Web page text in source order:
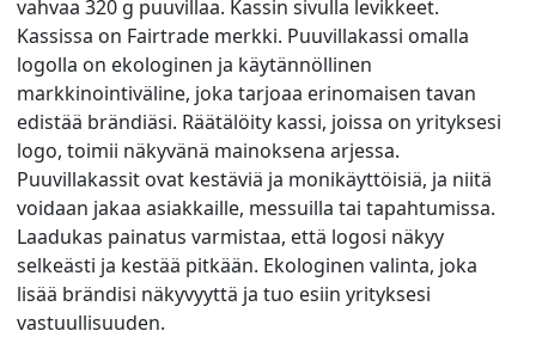
vahvaa 320 g puuvillaa. Kassin sivulla levikkeet.
Kassissa on Fairtrade merkki. Puuvillakassi omalla
logolla on ekologinen ja käytännöllinen
markkinointiväline, joka tarjoaa erinomaisen tavan
edistää brändiäsi. Räätälöity kassi, joissa on yrityksesi
logo, toimii näkyvänä mainoksena arjessa.
Puuvillakassit ovat kestäviä ja monikäyttöisiä, ja niitä
voidaan jakaa asiakkaille, messuilla tai tapahtumissa.
Laadukas painatus varmistaa, että logosi näkyy
selkeästi ja kestää pitkään. Ekologinen valinta, joka
lisää brändisi näkyvyyttä ja tuo esiin yrityksesi
vastuullisuuden.